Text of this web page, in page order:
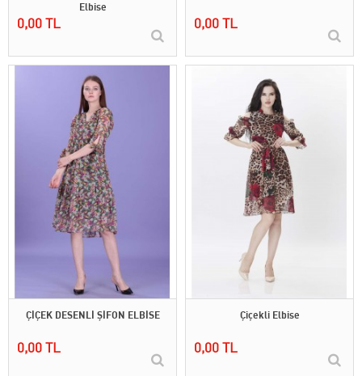
Elbise
0,00 TL 0,00 TL
ÇİÇEK DESENLİ ŞİFON ELBİSE
0,00 TL
Çiçekli Elbise
0,00 TL